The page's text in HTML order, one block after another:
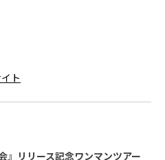
ト
リリース記念ワンマンツアー